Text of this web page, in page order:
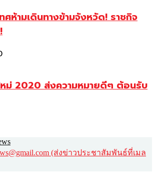
ศห้ามเดินทางข้ามจังหวัด! ราชกิจ
ม่ 2020 ส่งความหมายดีๆ ต้อนรับ
(ส่งข่าวประชาสัมพันธ์ที่เมล